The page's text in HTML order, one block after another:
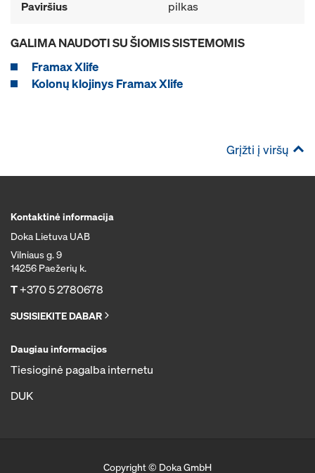
Paviršius pilkas
GALIMA NAUDOTI SU ŠIOMIS SISTEMOMIS
Framax Xlife
Kolonų klojinys Framax Xlife
Grįžti į viršų
Kontaktinė informacija
Doka Lietuva UAB
Vilniaus g. 9
14256 Paežerių k.
T+370 5 2780678
SUSISIEKITE DABAR
Daugiau informacijos
Tiesioginė pagalba internetu
DUK
Copyright © Doka GmbH